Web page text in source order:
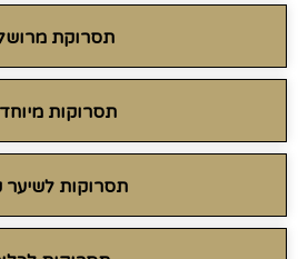
תסרוקת
תסרוקות
תסרוקות לשיער